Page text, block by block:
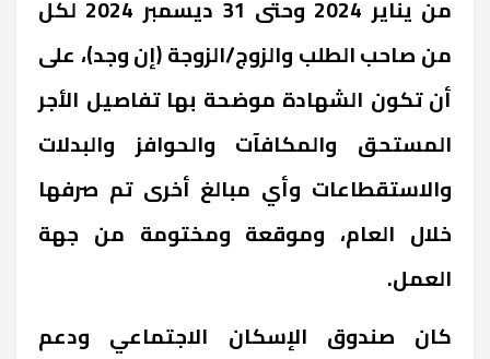
من يناير 2024 وحتى 31 ديسمبر 2024 لكل
من صاحب الطلب والزوج/الزوجة (إن وجد)، على
أن تكون الشهادة موضحة بها تفاصيل الأجر
المستحق والمكافآت والحوافز والبدلات
والاستقطاعات وأي مبالغ أخرى تم صرفها
خلال العام، وموقعة ومختومة من جهة
العمل.
كان صندوق الإسكان الاجتماعي ودعم